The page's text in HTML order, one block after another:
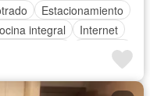
Estacionamiento
integral
Internet
Gimnasio
amoblado